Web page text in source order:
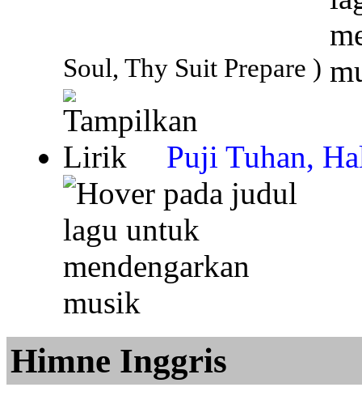
Soul, Thy Suit Prepare )
Puji Tuhan,
Himne Inggris